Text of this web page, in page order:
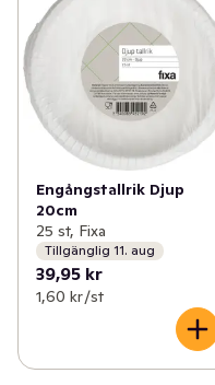
Engångstallrik Djup
20cm
25 st, Fixa
Tillgänglig 11. aug
39,95 kr
1,60 kr /st